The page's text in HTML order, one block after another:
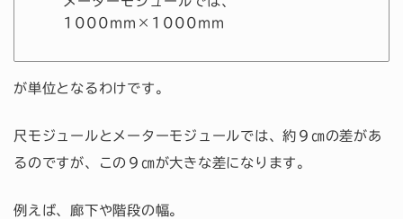
1000mm×1000mm
が単位となるわけです。
尺モジュールとメーターモジュールでは、約９㎝の差があ
るのですが、この９㎝が大きな差になります。
例えば、廊下や階段の幅。